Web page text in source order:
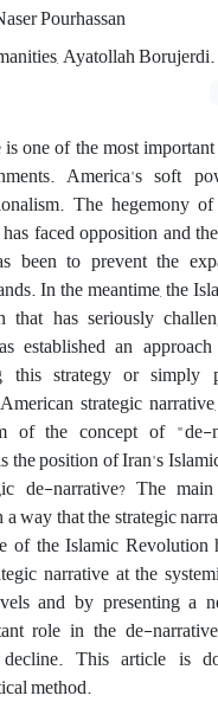
Pourhassan
Ayatollah
one of the most
America's soft
The hegemony
faced opposition and
been to prevent the
In the meantime, the
that has seriously
established an
this strategy or simply
strategic
of the concept of "de-
the position of Iran's
de-narrative? The
way that the strategic
of the Islamic Revolution
narrative at the
and by presenting a
role in the de-
This article is
method.